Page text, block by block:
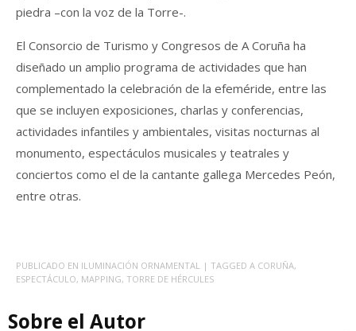
piedra –con la voz de la Torre-.
El Consorcio de Turismo y Congresos de A Coruña ha
diseñado un amplio programa de actividades que han
complementado la celebración de la efeméride, entre las
que se incluyen exposiciones, charlas y conferencias,
actividades infantiles y ambientales, visitas nocturnas al
monumento, espectáculos musicales y teatrales y
conciertos como el de la cantante gallega Mercedes Peón,
entre otras.
PUBLICADO EN ILUMINACIÓN ORNAMENTAL | TAGGED A CORUÑA,
ESPECTÁCULO, MAPPING, TORRE DE HÉRCULES
Sobre el Autor